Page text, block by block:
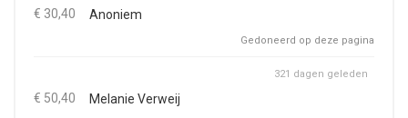
€ 30,40 Anoniem
Gedoneerd op deze pagina
€ 50,40 Melanie Verweij
321 dagen geleden